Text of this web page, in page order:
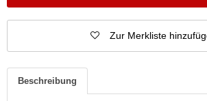
Zur Merkliste
Beschreibung